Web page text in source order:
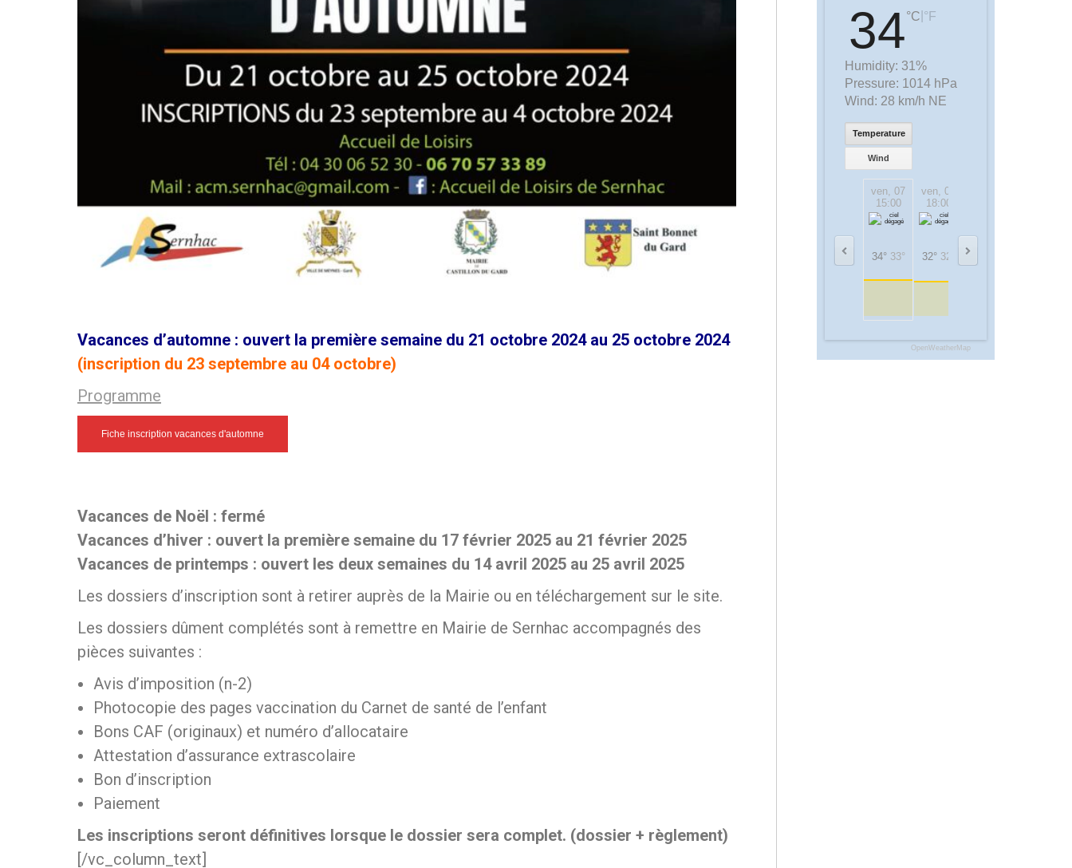
Vacances d’automne : ouvert la première semaine du 21 octobre 2024 au 25 octobre 2024
(inscription du 23 septembre au 04 octobre)
Programme
Fiche inscription vacances d'automne
Vacances de Noël : fermé
Vacances d’hiver : ouvert la première semaine du 17 février 2025 au 21 février 2025
Vacances de printemps : ouvert les deux semaines du 14 avril 2025 au 25 avril 2025
Les dossiers d’inscription sont à retirer auprès de la Mairie ou en téléchargement sur le site.
Les dossiers dûment complétés sont à remettre en Mairie de Sernhac accompagnés des
pièces suivantes :
Avis d’imposition (n-2)
Photocopie des pages vaccination du Carnet de santé de l’enfant
Bons CAF (originaux) et numéro d’allocataire
Attestation d’assurance extrascolaire
Bon d’inscription
Paiement
Les inscriptions seront définitives lorsque le dossier sera complet. (dossier + règlement)
[/vc_column_text]
34°C °F
Humidity: 31%
Pressure: 1014 hPa
Wind: 28 km/h NE
Temperature
Wind
ven, 07
15:00
34° 33°
ven, 07
18:00
32° 32°
OpenWeatherMap